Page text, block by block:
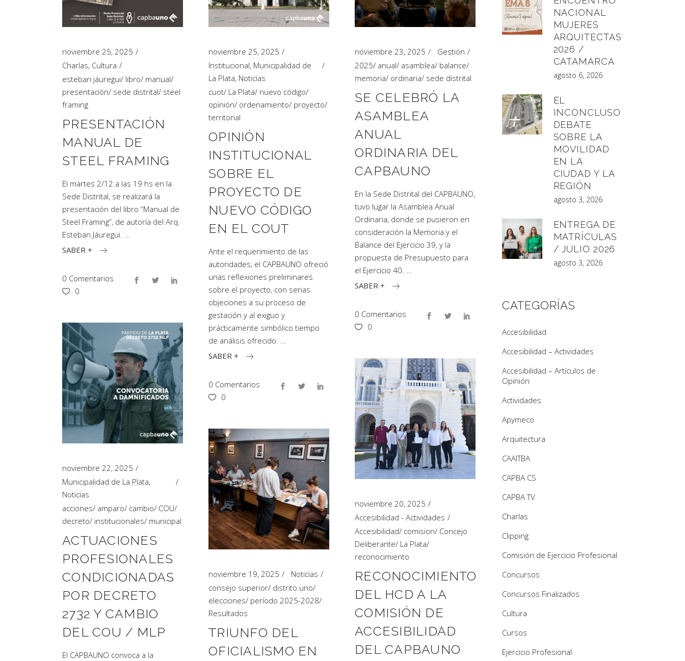
Artículos de Opinión
Actividades
noviembre 25, 2025
Charlas, Cultura
esteban jáuregui/ libro/ manual/
presentación/ sede distrital/ steel
framing
PRESENTACIÓN
MANUAL DE
STEEL FRAMING
El martes 2/12 a las 19 hs en la
Sede Distrital, se realizará la
presentación del libro “Manual de
Steel Framing”, de autoría del Arq.
Esteban Jáuregui.
SABER +
0 Comentarios
0
noviembre 25, 2025
Institucional, Municipalidad de
La Plata, Noticias
cuot/ La Plata/ nuevo código/
opinión/ ordenamiento/ proyecto/
territorial
OPINIÓN
INSTITUCIONAL
SOBRE EL
PROYECTO DE
NUEVO CÓDIGO
EN EL COUT
Ante el requerimiento de las
autoridades, el CAPBAUNO ofreció
unas reflexiones preliminares
sobre el proyecto, con serias
objeciones a su proceso de
gestación y al exiguo y
prácticamente simbólico tiempo
de análisis ofrecido.
SABER +
0 Comentarios
0
noviembre 23, 2025
Gestión
2025/ anual/ asamblea/ balance/
memoria/ ordinaria/ sede distrital
SE CELEBRÓ LA
ASAMBLEA
ANUAL
ORDINARIA DEL
CAPBAUNO
En la Sede Distrital del CAPBAUNO,
tuvo lugar la Asamblea Anual
Ordinaria, donde se pusieron en
consideración la Memoria y el
Balance del Ejercicio 39, y la
propuesta de Presupuesto para
el Ejercicio 40.
SABER +
0 Comentarios
0
noviembre 22, 2025
Municipalidad de La Plata,
Noticias
acciones/ amparo/ cambio/ COU/
decreto/ institucionales/ municipal
ACTUACIONES
PROFESIONALES
CONDICIONADAS
POR DECRETO
2732 Y CAMBIO
DEL COU / MLP
El CAPBAUNO convoca a la
noviembre 20, 2025
Accesibilidad - Actividades
Accesibilidad/ comision/ Concejo
Deliberante/ La Plata/
reconocimiento
RECONOCIMIENTO
DEL HCD A LA
COMISIÓN DE
ACCESIBILIDAD
DEL CAPBAUNO
noviembre 19, 2025
Noticias
consejo superior/ distrito uno/
elecciones/ período 2025-2028/
Resultados
TRIUNFO DEL
OFICIALISMO EN
NACIONAL
MUJERES
ARQUITECTAS
2026 /
CATAMARCA
agosto 6, 2026
EL
INCONCLUSO
DEBATE
SOBRE LA
MOVILIDAD
EN LA
CIUDAD Y LA
REGIÓN
agosto 3, 2026
ENTREGA DE
MATRÍCULAS
/ JULIO 2026
agosto 3, 2026
CATEGORÍAS
Accesibilidad
Accesibilidad – Actividades
Accesibilidad – Artículos de
Opinión
Actividades
Apymeco
Arquitectura
CAAITBA
CAPBA CS
CAPBA TV
Charlas
Clipping
Comisión de Ejercicio Profesional
Concursos
Concursos Finalizados
Cultura
Cursos
Ejercicio Profesional